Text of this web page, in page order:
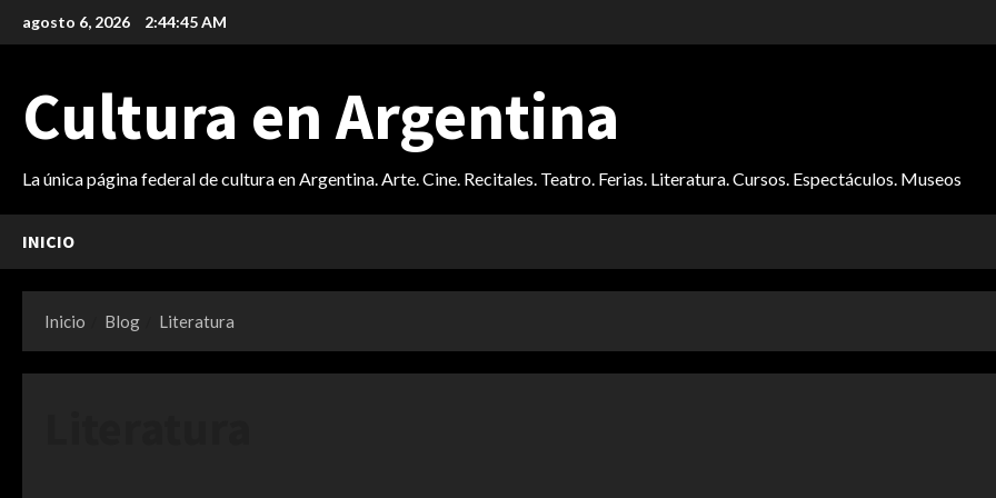
al
agosto 6, 2026 2:44:47 AM
Cultura en Argentina
La única página federal de cultura en Argentina. Arte. Cine. Recitales. Teatro. Ferias. Literatura. Cursos. Espectáculos. Museos
INICIO
Inicio Blog Literatura